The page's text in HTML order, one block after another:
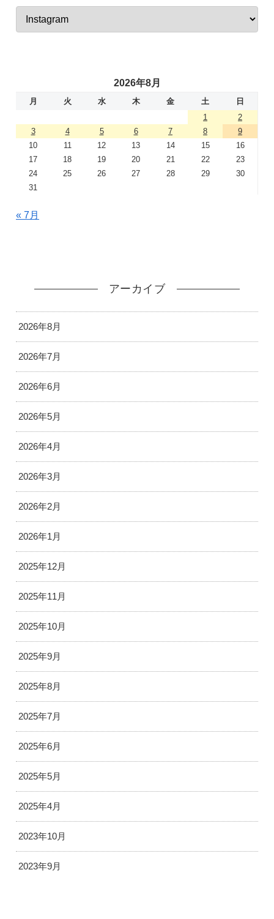
2026年8月
月 火 水 木 金 土
日
1
2
3
4 5 6 7 8
9
10
11 12 13 14 15
16
17
18 19 20 21 22
23
24
25 26 27 28 29
30
31
« 7月
アーカイブ
2026年8月
2026年7月
2026年6月
2026年5月
2026年4月
2026年3月
2026年2月
2026年1月
2025年12月
2025年11月
2025年10月
2025年9月
2025年8月
2025年7月
2025年6月
2025年5月
2025年4月
2023年10月
2023年9月